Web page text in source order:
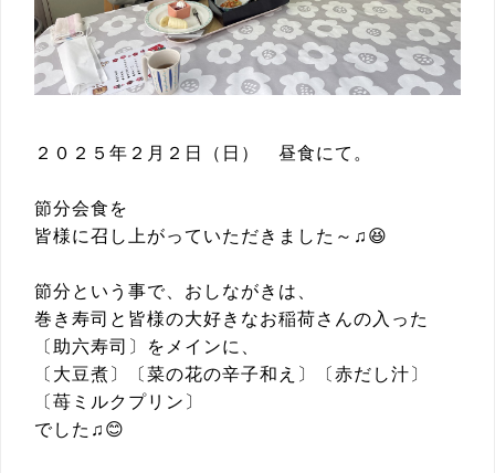
２０２５年２月２日（日） 昼食にて。
節分会食を
皆様に召し上がっていただきました～♫😆
節分という事で、おしながきは、
巻き寿司と皆様の大好きなお稲荷さんの入った
〔助六寿司〕をメインに、
〔大豆煮〕〔菜の花の辛子和え〕〔赤だし汁〕
〔苺ミルクプリン〕
でした♫😊